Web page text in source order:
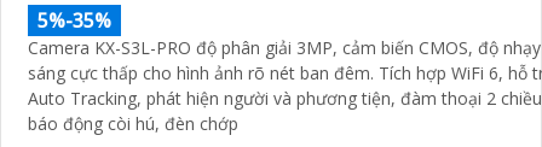
5%-35%
Camera KX-S3L-PRO độ phân giải 3MP, cảm biến CMOS, độ nhạy
sáng cực thấp cho hình ảnh rõ nét ban đêm. Tích hợp WiFi 6, hỗ trợ
Auto Tracking, phát hiện người và phương tiện, đàm thoại 2
báo động còi hú, đèn chớp